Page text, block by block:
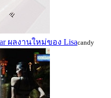
ผลงานใหม่ของ Lisacandy